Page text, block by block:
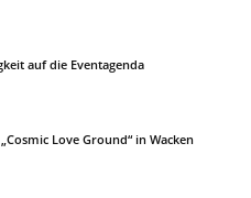
auf die Eventagenda
Love Ground“ in Wacken